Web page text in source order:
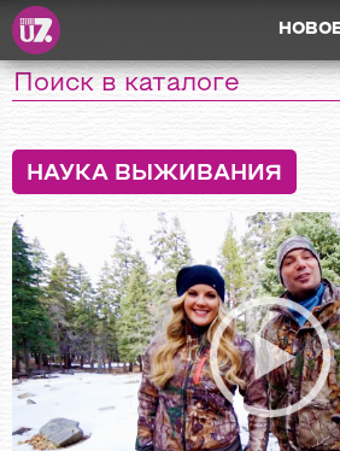
НАУКА ВЫЖИВАНИЯ